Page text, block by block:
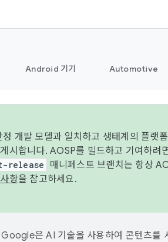
Android 기기 Automotive
개발 모델과 일치하고 생태계의 플랫
시합니다. AOSP를 빌드하고 기여하려
release
매니페스트 브랜치는 항상
항을 참고하세요.
Google은 AI 기술을 사용하여 콘텐츠를